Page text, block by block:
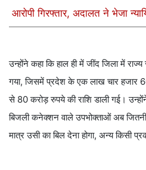
आरोपी गिरफ्तार, अदालत ने भेजा
उन्होंने कहा कि हाल ही में जींद जिला में
गया, जिसमें प्रदेश के एक लाख चार हजार
से 80 करोड़ रुपये की राशि डाली गई।
बिजली कनेक्शन वाले उपभोक्ताओं अब
मात्र उसी का बिल देना होगा, अन्य किसी